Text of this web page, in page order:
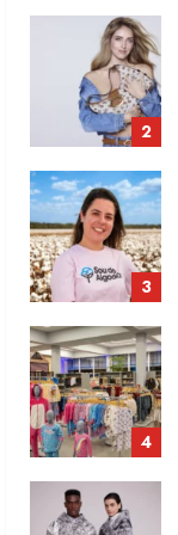
3
4
5